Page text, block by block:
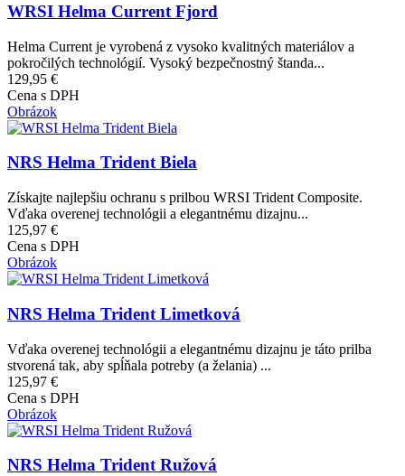
WRSI Helma Current Fjord
Helma Current je vyrobená z vysoko kvalitných materiálov a
pokročilých technológií. Vysoký bezpečnostný štanda...
129,95 €
Cena s DPH
Obrázok
NRS Helma Trident Biela
Získajte najlepšiu ochranu s prilbou WRSI Trident Composite.
Vďaka overenej technológii a elegantnému dizajnu...
125,97 €
Cena s DPH
Obrázok
NRS Helma Trident Limetková
Vďaka overenej technológii a elegantnému dizajnu je táto prilba
stvorená tak, aby spĺňala potreby (a želania) ...
125,97 €
Cena s DPH
Obrázok
NRS Helma Trident Ružová